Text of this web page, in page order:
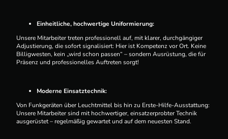
Einheitliche, hochwertige Uniformierung:
Unsere Mitarbeiter treten professionell auf, mit klarer, durchgängiger
Adjustierung, die sofort signalisiert: Hier ist Kompetenz vor Ort. Keine
Billigwesten, kein „wird schon passen“ – sondern Ausrüstung, die für
Präsenz und professionelles Auftreten sorgt!
Moderne Einsatztechnik:
Von Funkgeräten über Leuchtmittel bis hin zu Erste-Hilfe-Ausstattung:
Unsere Mitarbeiter sind mit hochwertiger, einsatzerprobter Technik
ausgerüstet – regelmäßig gewartet und auf dem neuesten Stand.